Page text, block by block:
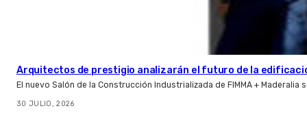
Arquitectos de prestigio analizarán el futuro de la
El nuevo Salón de la Construcción Industrializada de FIMMA +
30 JULIO, 2026